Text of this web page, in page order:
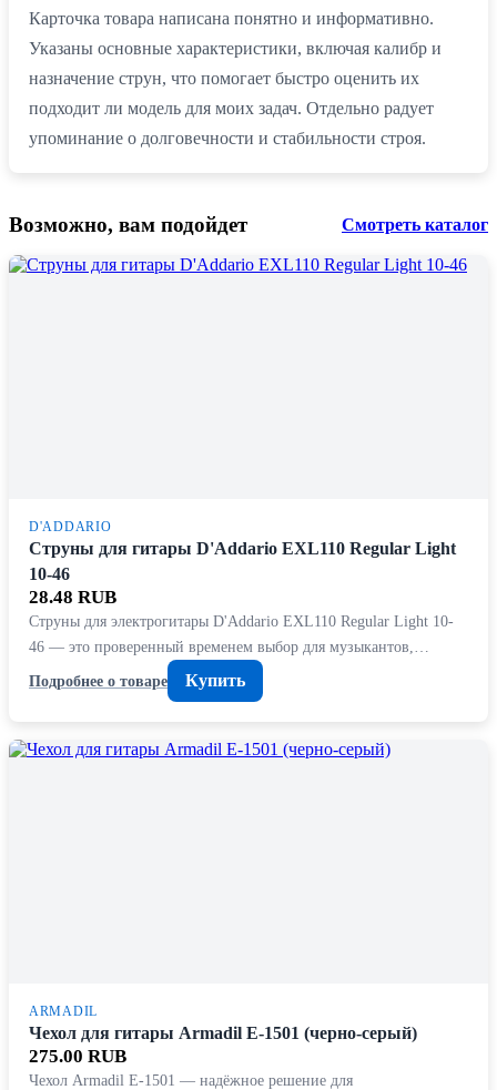
Карточка товара написана понятно и информативно.
Указаны основные характеристики, включая калибр и
назначение струн, что помогает быстро оценить их
подходит ли модель для моих задач. Отдельно радует
упоминание о долговечности и стабильности строя.
Возможно, вам подойдет Смотреть каталог
D'ADDARIO
Струны для гитары D'Addario EXL110 Regular Light
10-46
28.48 RUB
Струны для электрогитары D'Addario EXL110 Regular Light 10-
46 — это проверенный временем выбор для музыкантов,…
Подробнее о товаре
Купить
ARMADIL
Чехол для гитары Armadil E-1501 (черно-серый)
275.00 RUB
Чехол Armadil E-1501 — надёжное решение для